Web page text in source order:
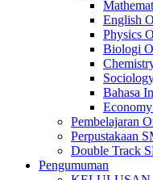
English
Physics
Biologi
Bahasa
Pembelajaran
Perpustakaan
Double Track
Pengumuman